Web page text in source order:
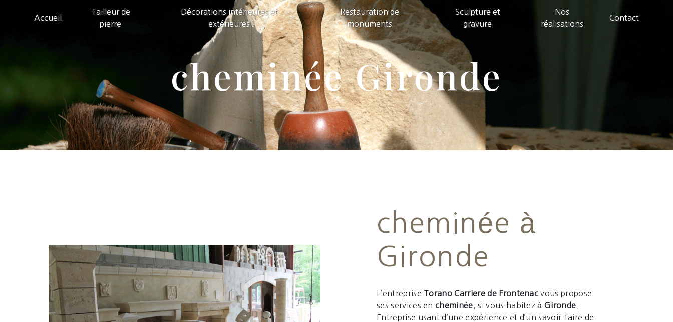
Panneau de gestion des cookies
Accueil
Tailleur de
pierre
Décorations intérieures et
extérieures
Restauration de
monuments
Sculpture et
gravure
Nos
réalisations
Contact
cheminée Gironde
cheminée à
Gironde
L’entreprise Torano Carriere de Frontenac vous propose
ses services encheminée , si vous habitez àGironde
Entreprise usant d’une expérience et d’un savoir-faire de